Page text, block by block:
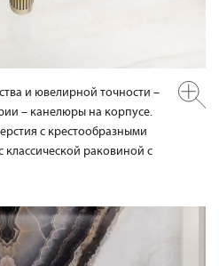
и ювелирной точности –
– канелюры на корпусе.
с крестообразными
классической раковиной с